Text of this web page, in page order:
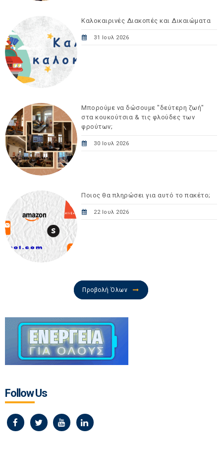
Καλοκαιρινές Διακοπές και Δικαιώματα
31 Ιουλ 2026
Μπορούμε να δώσουμε "δεύτερη ζωή"
στα κουκούτσια & τις φλούδες των
φρούτων;
30 Ιουλ 2026
Ποιος θα πληρώσει για αυτό το πακέτο;
22 Ιουλ 2026
Προβολή Όλων
Follow Us